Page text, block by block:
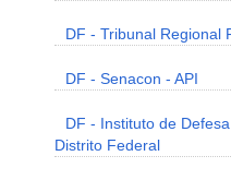
DF - Tribunal Regional
DF - Senacon - API
DF - Instituto de
Distrito Federal